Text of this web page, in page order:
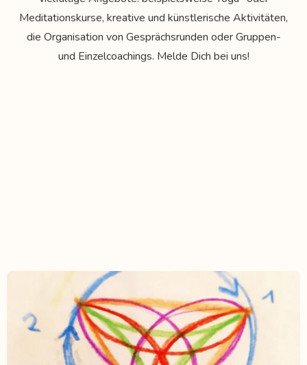
Meditationskurse, kreative und künstlerische Aktivitäten,
die Organisation von Gesprächsrunden oder Gruppen-
und Einzelcoachings. Melde Dich bei uns!